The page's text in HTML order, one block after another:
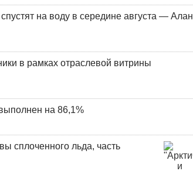
на воду в середине августа — Алан
в рамках отраслевой витрины
на 86,1%
сплоченного льда, часть